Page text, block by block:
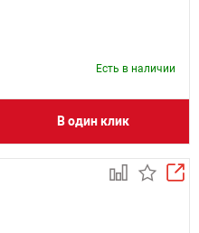
Есть в наличии
В один клик